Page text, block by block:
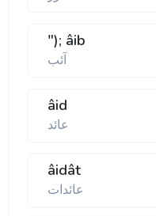
"); âib
آئب
âid
عائد
âidât
عائدات